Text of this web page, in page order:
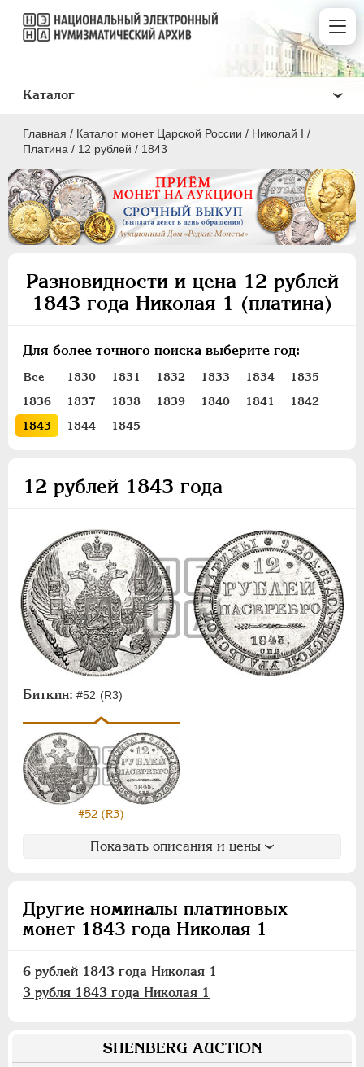
Главная / Каталог монет Царской России / Николай I /
Платина / 12 рублей / 1843
Разновидности и цена 12 рублей
1843 года Николая 1 (платина)
Для более точного поиска выберите год:
Все 1830 1831 1832 1833 1834
1835
1836
1837 1838 1839 1840 1841
1842
1843
1844 1845
12 рублей 1843 года
Биткин: #52 (R3)
#52 (R3)
Показать описания и цены
Другие номиналы платиновых
монет 1843 года Николая 1
6 рублей 1843 года Николая 1
3 рубля 1843 года Николая 1
SHENBERG AUCTION
Каталог
ПEТР I 1699 - 1725
ПЕТР II 1727-1729
АННА ИОАННОВНА 1730-1740
ЕЛИЗАВЕТА 1741-1762
ПЕТР III
1762-1762
ЕКАТЕРИНА II
1762-1796
ПАВЕЛ I 1796-1801
АЛЕКСАНДР I
Платина
12 рублей
6 рублей
3 рубля
Золото
Серебро
Медь
Памятные и донативные
Для Грузии
Для Польши
Русско-Польские
Монетовидные
АЛЕКСАНДР II 1855-1881
АЛЕКСАНДР III 1881-1894
ИНОСТРАННЫЕ 1768-1918